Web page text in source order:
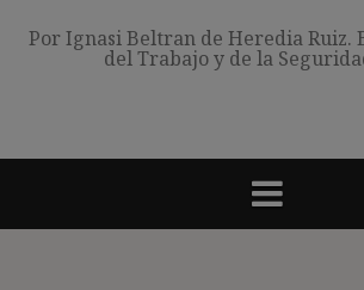
Por Ignasi Beltran de Heredia Ruiz.
del Trabajo y de la